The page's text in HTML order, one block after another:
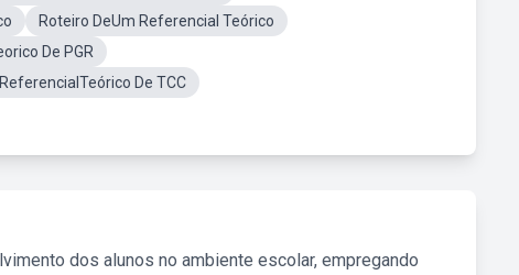
Roteiro DeUm Referencial Teórico
De PGR
De TCC
dos alunos no ambiente escolar, empregando